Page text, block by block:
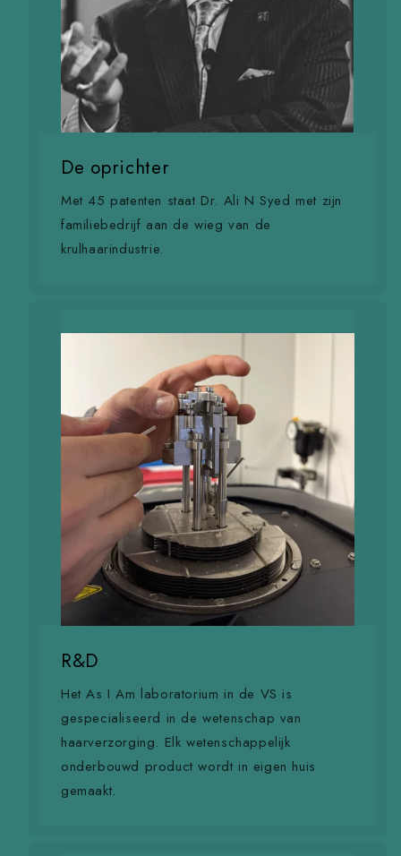
De oprichter
Met 45 patenten staat Dr. Ali N Syed met zijn
familiebedrijf aan de wieg van de
krulhaarindustrie.
R&D
Het As I Am laboratorium in de VS is
gespecialiseerd in de wetenschap van
haarverzorging. Elk wetenschappelijk
onderbouwd product wordt in eigen huis
gemaakt.